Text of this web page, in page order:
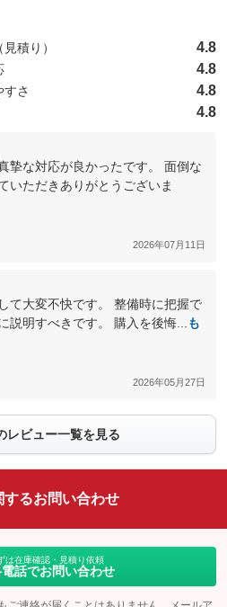
点中）
積り） 4.8
4.8
さ 4.8
4.8
摯な対応が良かったです。 面倒な
いただきありがとうございま
2026年07月11日
て大変不快です。 整備時に把握で
説明すべきです。 購入を後悔...
も
2026年05月27日
レビュー一覧を見る
するお問い合わせ
は在庫確認・見積り依頼
話でお問い合わせ